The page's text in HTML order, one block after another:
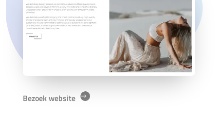
Bezoek website